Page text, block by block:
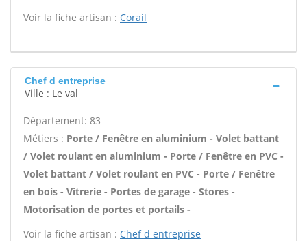
Voir la fiche artisan : Corail
Chef d entreprise
Ville : Le val
Département: 83
Métiers : Porte / Fenêtre en aluminium - Volet battant
/ Volet roulant en aluminium - Porte / Fenêtre en PVC -
Volet battant / Volet roulant en PVC - Porte / Fenêtre
en bois - Vitrerie - Portes de garage - Stores -
Motorisation de portes et portails -
Voir la fiche artisan : Chef d entreprise